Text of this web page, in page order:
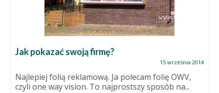
Jak pokazać swoją firmę?
15 września 2014
Najlepiej folią reklamową. Ja polecam folię OWV,
czyli one way vision. To najprostszy sposób na...